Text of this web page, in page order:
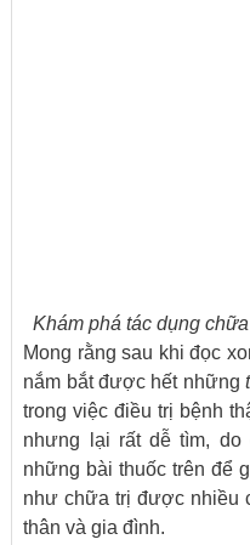
Khám phá tác dụng
Mong rằng sau khi đọc
nắm bắt được hết những
trong việc điều trị bệnh
nhưng lại rất dễ tìm,
những bài thuốc trên để
như chữa trị được nhiều
thân và gia đình.